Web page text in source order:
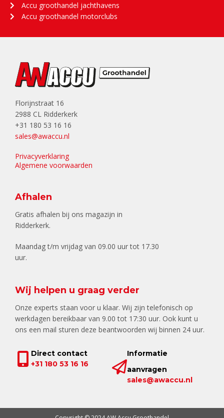
Accu groothandel jachthavens
Accu groothandel motorclubs
Florijnstraat 16
2988 CL Ridderkerk
+31 180 53 16 16
sales@awaccu.nl
Privacyverklaring
Algemene voorwaarden
Afhalen
Gratis afhalen bij ons magazijn in
Ridderkerk.
Maandag t/m vrijdag van 09.00 uur tot 17.30
uur.
Wij helpen u graag verder
Onze experts staan voor u klaar. Wij zijn telefonisch op
werkdagen bereikbaar van 9.00 tot 17:30 uur. Ook kunt u
ons een mail sturen deze beantwoorden wij binnen 24 uur.
Direct contact
+31 180 53 16 16
Informatie
aanvragen
sales@awaccu.nl